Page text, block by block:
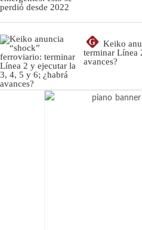
G
Keiko
terminar Línea
avances?